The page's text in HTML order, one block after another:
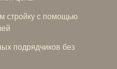
подрядчиков без
стройку с помощью